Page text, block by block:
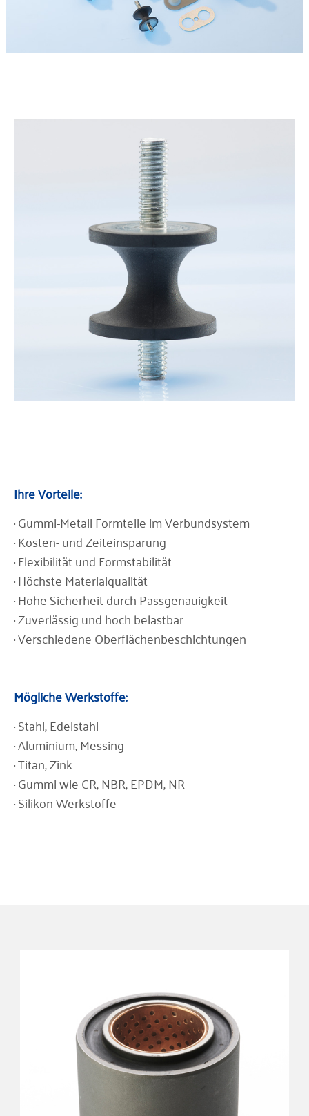
Ihre Vorteile:
· Gummi-Metall Formteile im Verbundsystem
· Kosten- und Zeiteinsparung
· Flexibilität und Formstabilität
· Höchste Materialqualität
· Hohe Sicherheit durch Passgenauigkeit
· Zuverlässig und hoch belastbar
· Verschiedene Oberflächenbeschichtungen
Mögliche Werkstoffe:
· Stahl, Edelstahl
· Aluminium, Messing
· Titan, Zink
· Gummi wie CR, NBR, EPDM, NR
· Silikon Werkstoffe